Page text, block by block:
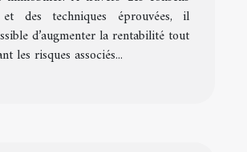
des techniques éprouvées, il
d’augmenter la rentabilité tout
les risques associés...